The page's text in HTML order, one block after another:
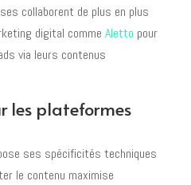
collaborent de plus en plus
digital comme Aletto pour
via leurs contenus
les plateformes
ses spécificités techniques
le contenu maximise